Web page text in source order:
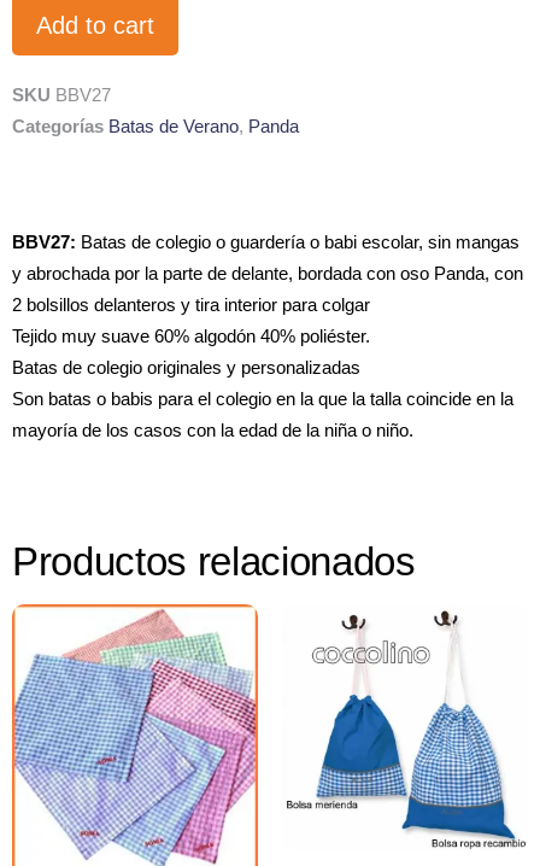
Add to cart
SKU BBV27
Categorías Batas de Verano, Panda
BBV27: Batas de colegio o guardería o babi escolar, sin mangas
y abrochada por la parte de delante, bordada con oso Panda, con
2 bolsillos delanteros y tira interior para colgar
Tejido muy suave 60% algodón 40% poliéster.
Batas de colegio originales y personalizadas
Son batas o babis para el colegio en la que la talla coincide en la
mayoría de los casos con la edad de la niña o niño.
Productos relacionados
Select options
Select options